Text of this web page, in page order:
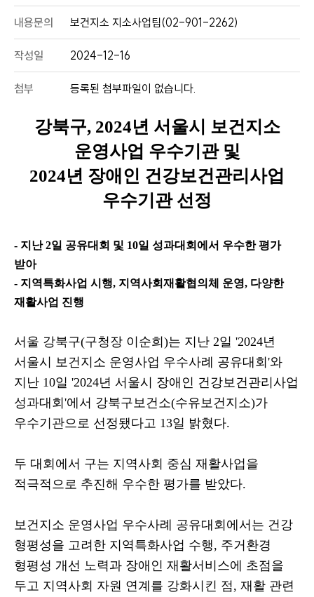
내용문의 보건지소 지소사업팀(02-901-2262)
작성일 2024-12-16
첨부 등록된 첨부파일이 없습니다.
강북구, 2024년 서울시 보건지소
운영사업 우수기관 및
2024년 장애인 건강보건관리사업
우수기관 선정
- 지난2일 공유대회 및 10일 성과대회에서 우수한 평가
받아
- 지역특화사업 시행, 지역사회재활협의체 운영, 다양한
재활사업 진행
서울 강북구(구청장 이순희 )는 지난 2일 '2024년
서울시 보건지소 운영사업 우수사례 공유대회 '와
지난 10일 '2024년 서울시 장애인 건강보건관리사업
성과대회 '에서 강북구보건소(수유보건지소)가
우수기관으로 선정됐다고 13일 밝혔다.
두 대회에서 구는 지역사회 중심 재활사업을
적극적으로 추진해 우수한 평가를 받았다.
보건지소 운영사업 우수사례 공유대회에서는 건강
형평성을 고려한 지역특화사업 수행, 주거환경
형평성 개선 노력과 장애인 재활서비스에 초점을
두고 지역사회 자원 연계를 강화시킨 점, 재활 관련